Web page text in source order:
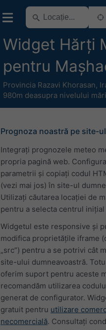
Widget Hărți
pentru
Provincia Razavi Khorasan,
980m deasupra nivelului
Prognoza noastră pe site-
Integrați prognozele meteo
propria pagină web.
parametrii și copiați codul
(vezi mai jos) în site-ul
Utilizați căutarea locației de
pentru a selecta centrul
Widgetul este responsive și
modifica proprietățile iframe
„src”) pentru a se potrivi cât
site-ului dumneavoastră.
oferim suport pentru aceste
recomandăm utilizarea
generat de configurator.
gratuit pentru utilizare
necomercială. Consultați